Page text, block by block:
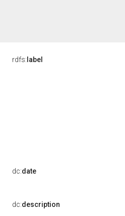
rdfs: label
dc:date
dc:description